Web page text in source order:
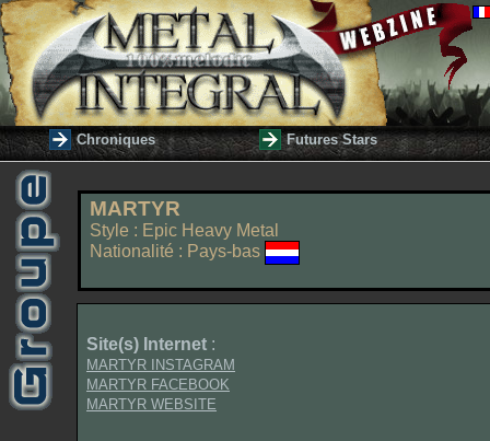
Chroniques Futures Stars
MARTYR
Style : Epic Heavy Metal
Nationalité : Pays-bas
Site(s) Internet :
MARTYR INSTAGRAM
MARTYR FACEBOOK
MARTYR WEBSITE